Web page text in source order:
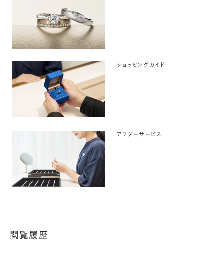
ショッピングガイド
アフターサービス
閲覧履歴